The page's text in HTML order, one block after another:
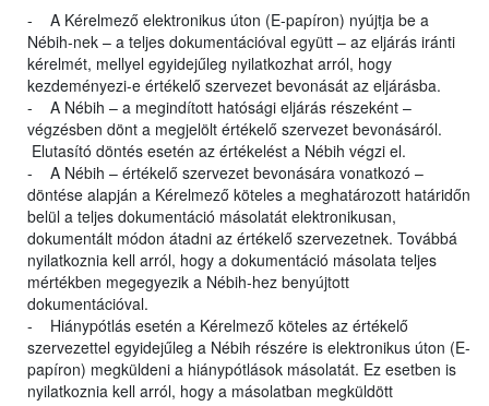
- A Kérelmező elektronikus úton (E-papíron) nyújtja be a
Nébih-nek – a teljes dokumentációval együtt – az eljárás iránti
kérelmét, mellyel egyidejűleg nyilatkozhat arról, hogy
kezdeményezi-e értékelő szervezet bevonását az eljárásba.
- A Nébih – a megindított hatósági eljárás részeként –
végzésben dönt a megjelölt értékelő szervezet bevonásáról.
Elutasító döntés esetén az értékelést a Nébih végzi el.
- A Nébih – értékelő szervezet bevonására vonatkozó –
döntése alapján a Kérelmező köteles a meghatározott határidőn
belül a teljes dokumentáció másolatát elektronikusan,
dokumentált módon átadni az értékelő szervezetnek. Továbbá
nyilatkoznia kell arról, hogy a dokumentáció másolata teljes
mértékben megegyezik a Nébih-hez benyújtott
dokumentációval.
- Hiánypótlás esetén a Kérelmező köteles az értékelő
szervezettel egyidejűleg a Nébih részére is elektronikus úton (E-
papíron) megküldeni a hiánypótlások másolatát. Ez esetben is
nyilatkoznia kell arról, hogy a másolatban megküldött